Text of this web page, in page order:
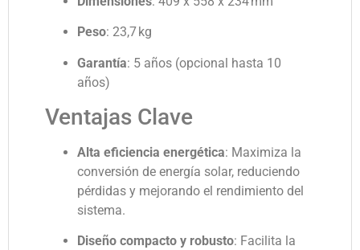
Peso: 23,7 kg
Garantía: 5 años (opcional hasta 10
años)
Ventajas Clave
Alta eficiencia energética: Maximiza la
conversión de energía solar, reduciendo
pérdidas y mejorando el rendimiento del
sistema.
Diseño compacto y robusto: Facilita la